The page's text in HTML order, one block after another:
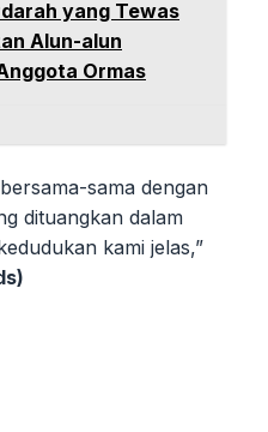
yang Tewas
Alun-alun
Ormas
sama dengan
dituangkan dalam
kami jelas,”